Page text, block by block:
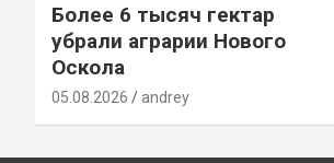
Более 6 тысяч гектар
убрали аграрии Нового
Оскола
05.08.2026 andrey